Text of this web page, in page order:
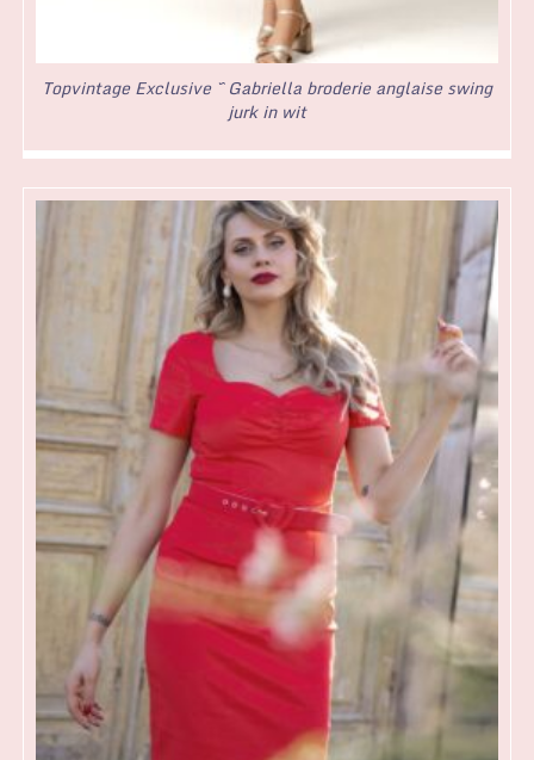
Topvintage Exclusive ~ Gabriella broderie anglaise swing
jurk in wit